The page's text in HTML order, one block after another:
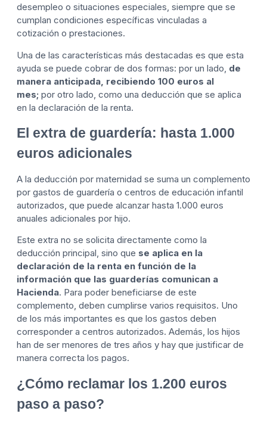
desempleo o situaciones especiales, siempre que se
cumplan condiciones específicas vinculadas a
cotización o prestaciones.
Una de las características más destacadas es que esta
ayuda se puede cobrar de dos formas: por un lado, de
manera anticipada, recibiendo 100 euros al
mes; por otro lado, como una deducción que se aplica
en la declaración de la renta.
El extra de guardería: hasta 1.000
euros adicionales
A la deducción por maternidad se suma un complemento
por gastos de guardería o centros de educación infantil
autorizados, que puede alcanzar hasta 1.000 euros
anuales adicionales por hijo.
Este extra no se solicita directamente como la
deducción principal, sino que se aplica en la
declaración de la renta en función de la
información que las guarderías comunican a
Hacienda. Para poder beneficiarse de este
complemento, deben cumplirse varios requisitos. Uno
de los más importantes es que los gastos deben
corresponder a centros autorizados. Además, los hijos
han de ser menores de tres años y hay que justificar de
manera correcta los pagos.
¿Cómo reclamar los 1.200 euros
paso a paso?